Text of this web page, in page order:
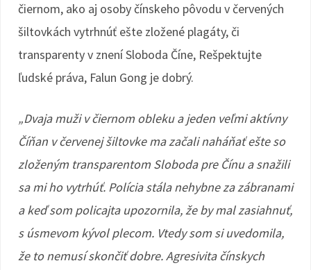
čiernom, ako aj osoby čínskeho pôvodu v červených
šiltovkách vytrhnúť ešte zložené plagáty, či
transparenty v znení Sloboda Číne, Rešpektujte
ľudské práva, Falun Gong je dobrý.
„Dvaja muži v čiernom obleku a jeden veľmi aktívny
Číňan v červenej šiltovke ma začali naháňať ešte so
zloženým transparentom Sloboda pre Čínu a snažili
sa mi ho vytrhúť. Polícia stála nehybne za zábranami
a keď som policajta upozornila, že by mal zasiahnuť,
s úsmevom kývol plecom. Vtedy som si uvedomila,
že to nemusí skončiť dobre. Agresivita čínskych